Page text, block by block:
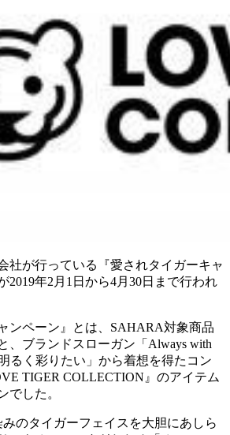
社が行っている『愛されタイガーキャ
2019年2月1日から4月30日まで行われ
ンペーン』とは、SAHARA対象商品
、ブランドスローガン「Always with
るく彩りたい」から着想を得たコン
TIGER COLLECTION』のアイテム
でした。
のタイガーフェイスを大胆にあしら